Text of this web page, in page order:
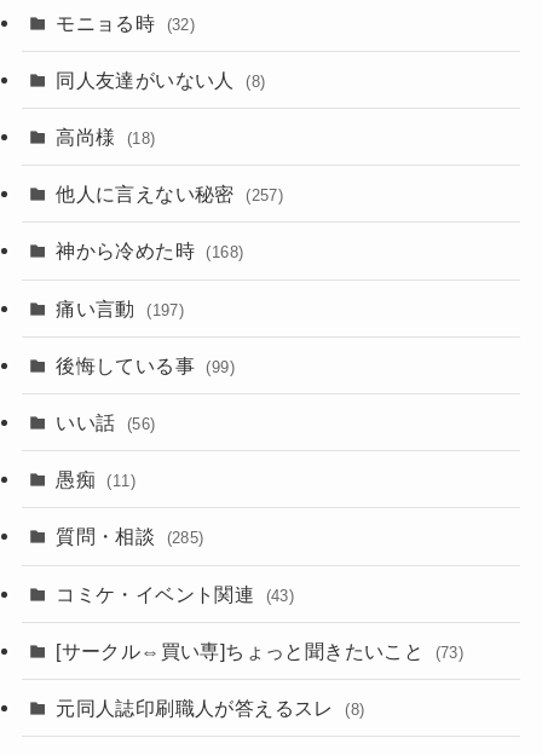
モニョる時 (32)
同人友達がいない人 (8)
高尚様 (18)
他人に言えない秘密 (257)
神から冷めた時 (168)
痛い言動 (197)
後悔している事 (99)
いい話 (56)
愚痴 (11)
質問・相談 (285)
コミケ・イベント関連 (43)
[サークル⇔買い専]ちょっと聞きたいこと (73)
元同人誌印刷職人が答えるスレ (8)